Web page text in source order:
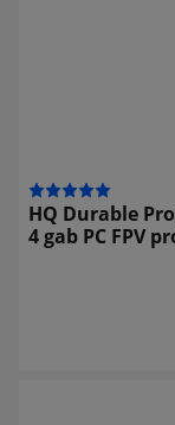
HQ Durable
4 gab PC FPV